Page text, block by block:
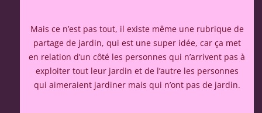
Mais ce n’est pas tout, il existe même une rubrique de
partage de jardin, qui est une super idée, car ça met
en relation d’un côté les personnes qui n’arrivent pas à
exploiter tout leur jardin et de l’autre les personnes
qui aimeraient jardiner mais qui n’ont pas de jardin.